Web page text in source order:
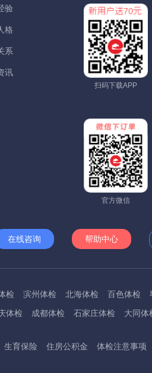
验
格
系
讯
扫码下载APP
官方微信
在线咨询 帮助中心
检 滨州体检 北海体检 百色体检
体检 成都体检 石家庄体检 大同体
衡水体检 呼和浩特体检 呼伦贝尔体检
生育保险 住房公积金 体检注意事项